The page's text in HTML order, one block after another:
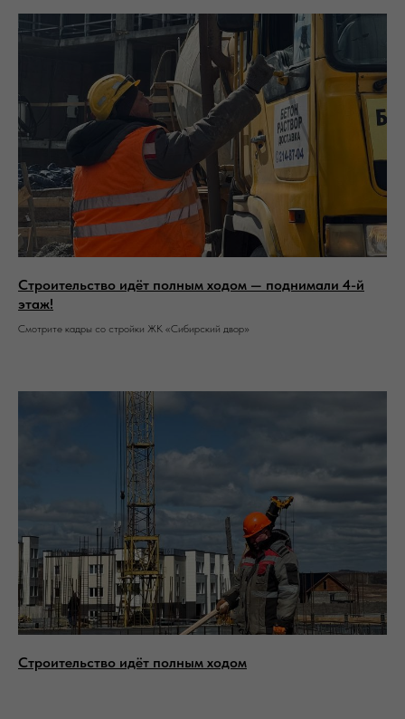
Строительство идёт полным ходом — поднимали 4-й
этаж!
Смотрите кадры со стройки ЖК «Сибирский двор»
Строительство идёт полным ходом